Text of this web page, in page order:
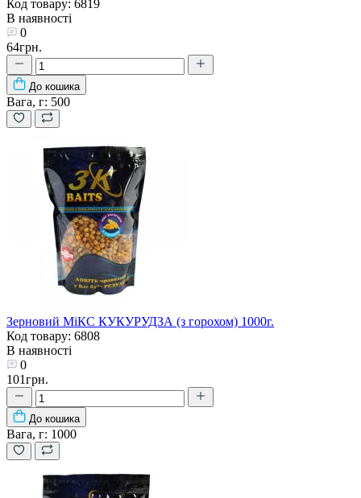
Код товару: 6819
В наявності
0
64грн.
До кошика
Вага, г: 500
Зерновий МіКС КУКУРУДЗА (з горохом) 1000г.
Код товару: 6808
В наявності
0
101грн.
До кошика
Вага, г: 1000